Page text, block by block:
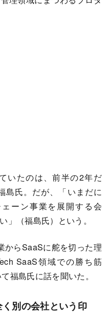
いたのは、前半の2年だ
島氏。だが、「いまだに
ーン事業を展開する会
」（福島氏）という。
からSaaSに舵を切った理
SaaS領域での勝ち筋
福島氏に話を聞いた。
く別の会社という印